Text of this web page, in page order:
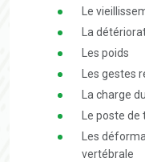
Le
La
Les poids
Les gestes
La charge
Le poste de
Les
vertébrale